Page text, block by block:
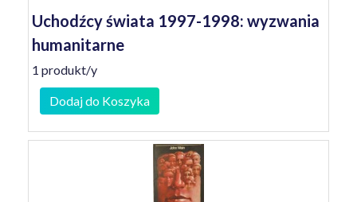
Uchodźcy świata 1997-1998: wyzwania
humanitarne
1 produkt/y
Dodaj do Koszyka